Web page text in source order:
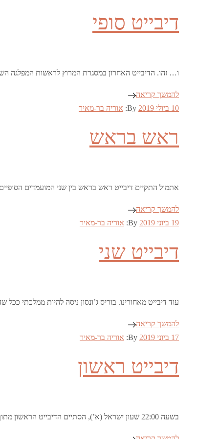
דיבייט סופי
ו… זהו. הדיבייט האחרון במסגרת המרוץ לראשות המפלגה
להמשך קריאה
Posted
10 ביולי 2019 By: אוריה בר-מאיר
ראש בראש
אתמול התקיים דיבייט ראש בראש בין שני המועמדים
להמשך קריאה
Posted
19 ביוני 2019 By: אוריה בר-מאיר
דיבייט שני
עוד דיבייט מאחורינו. בוריס ג’ונסון ניסה להיות ממלכתי
להמשך קריאה
Posted
17 ביוני 2019 By: אוריה בר-מאיר
דיבייט ראשון
בשעה 22:00 שעון ישראל (א’), הסתיים הדיבייט הראשון מתוך ארבעה בין המתמודדים על ראשות המפלגה השמרנית. כולם מסכימים שיציאה ללא הסכם צריכה להיות על השולחן, …